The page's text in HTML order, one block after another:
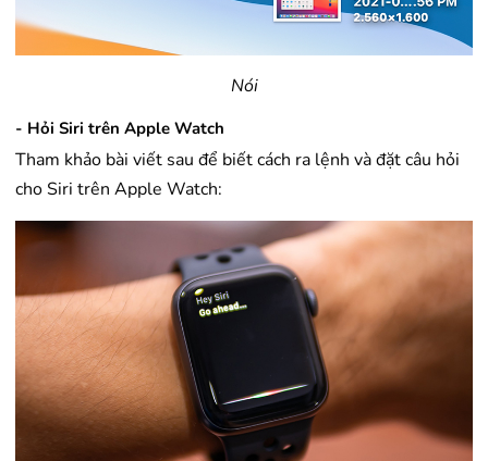
Nói
- Hỏi Siri trên Apple Watch
Tham khảo bài viết sau để biết cách ra lệnh và đặt câu hỏi
cho Siri trên Apple Watch: